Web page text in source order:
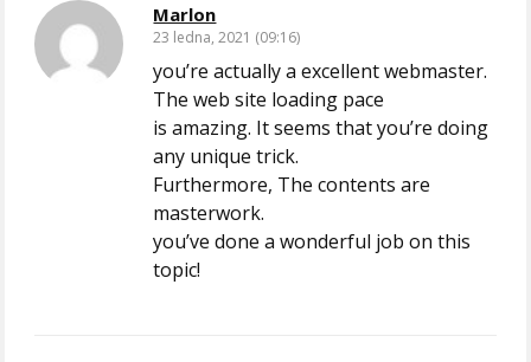
Marlon
23 ledna, 2021 (09:16)
you’re actually a excellent webmaster.
The web site loading pace
is amazing. It seems that you’re doing
any unique trick.
Furthermore, The contents are
masterwork.
you’ve done a wonderful job on this
topic!